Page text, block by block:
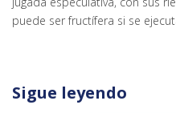
puede ser fructífera si se
Sigue leyendo